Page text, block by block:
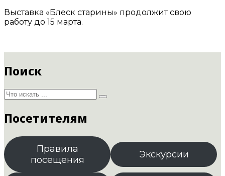
Выставка «Блеск старины» продолжит свою
работу до 15 марта.
Поиск
Посетителям
Правила
посещения
Экскурсии